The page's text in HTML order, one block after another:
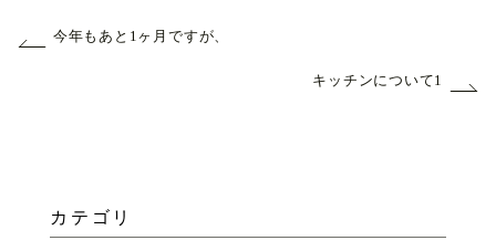
今年もあと1ヶ月ですが、
キッチンについて1
カテゴリ